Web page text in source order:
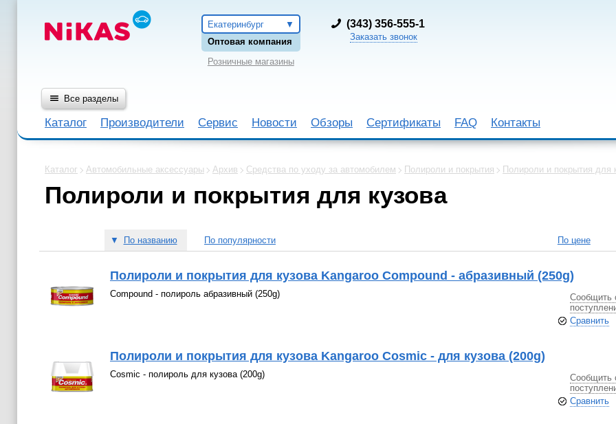
Екатеринбург
Оптовая компания
Розничные магазины
(343) 356-555-1
Заказать звонок
Все разделы
Каталог Производители Сервис Новости Обзоры Сертификаты FAQ Контакты
Каталог Автомобильные аксессуары Архив Средства по уходу за автомобилем Полироли и покрытия Полироли и покрытия для
Полироли и покрытия для кузова
По цене
▼ По названию По популярности
Полироли и покрытия для кузова Kangaroo Compound - абразивный (250g)
Compound - полироль абразивный (250g)
Сообщить
Сравнить
Полироли и покрытия для кузова Kangaroo Cosmic - для кузова (200g)
Cosmic - полироль для кузова (200g)
Сообщить
Сравнить